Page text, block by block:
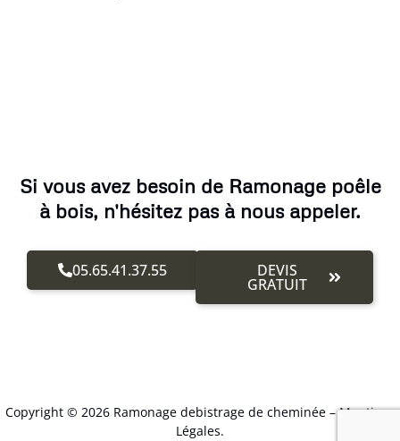
Si vous avez besoin de Ramonage poêle
à bois, n'hésitez pas à nous appeler.
05.65.41.37.55 DEVIS
GRATUIT
Copyright © 2026 Ramonage debistrage de cheminée –Mentions
Légales.